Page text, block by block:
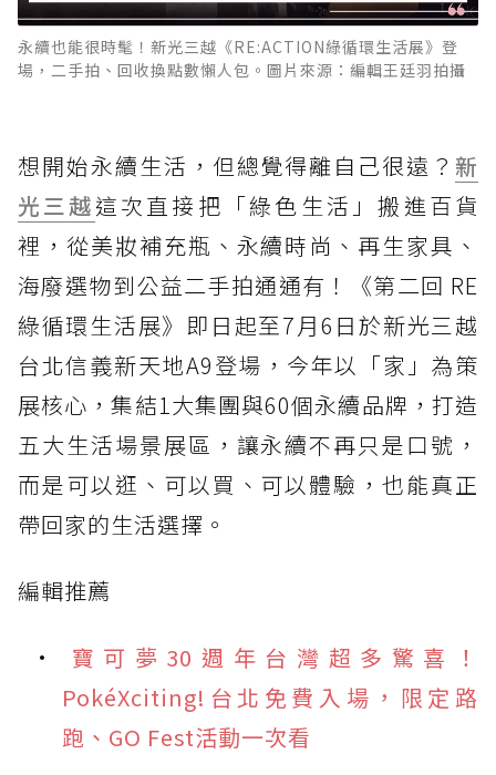
永續也能很時髦！新光三越《RE:ACTION綠循環生活展》登
場，二手拍、回收換點數懶人包。圖片來源：編輯王廷羽拍攝
想開始永續生活，但總覺得離自己很遠？ 新
光三越這次直接把「綠色生活」搬進百貨
裡，從美妝補充瓶、永續時尚、再生家具、
海廢選物到公益二手拍通通有！《第二回 RE
綠循環生活展》即日起至7月6日於新光三越
台北信義新天地A9登場，今年以「家」為策
展核心，集結1大集團與60個永續品牌，打造
五大生活場景展區，讓永續不再只是口號，
而是可以逛、可以買、可以體驗，也能真正
帶回家的生活選擇。
編輯推薦
寶可夢30週年台灣超多驚喜！
PokéXciting!台北免費入場，限定路
跑、GO Fest活動一次看